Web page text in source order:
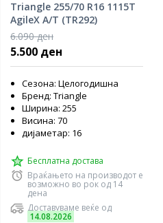
Triangle 255/70 R16 1115T
AgileX A/T (TR292)
6.090 ден
5.500 ден
Сезона: Целогодишна
Бренд: Triangle
Ширина: 255
Висина: 70
дијаметар: 16
Бесплатна достава
Враќањето на производот е
возможно во рок од 14
дена
Доставуваме веќе од
14.08.2026